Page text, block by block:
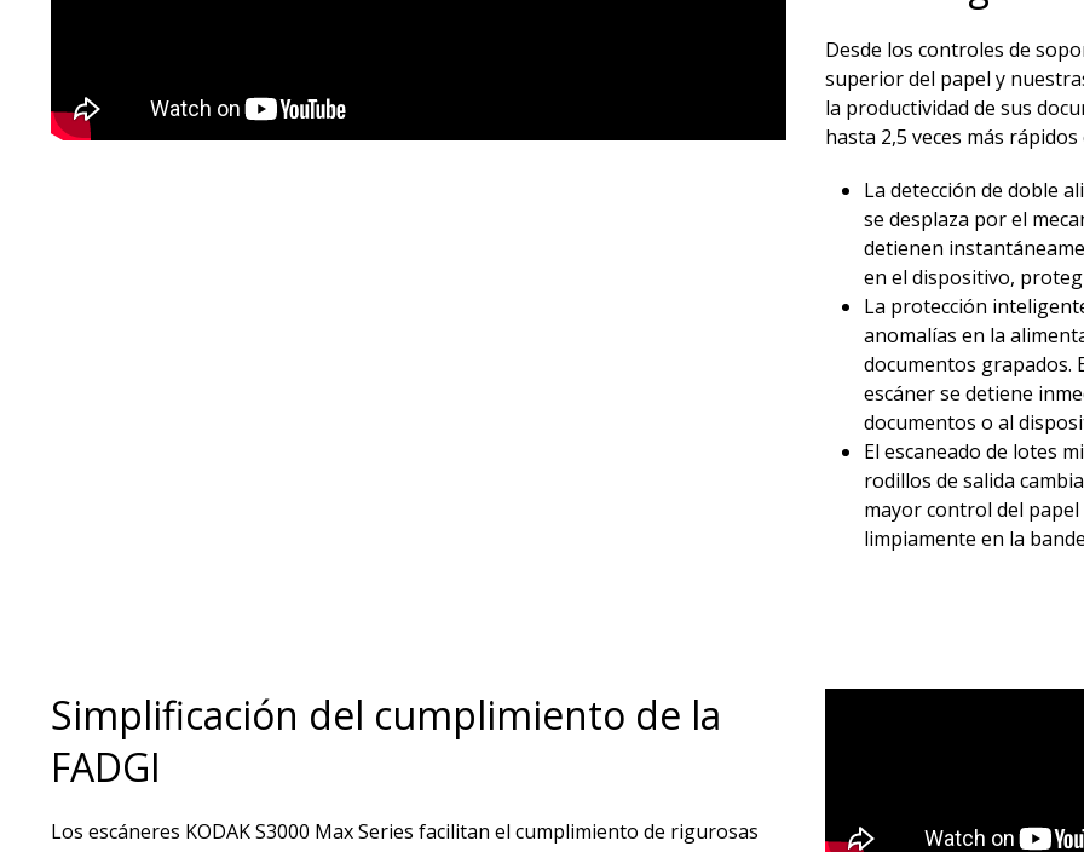
Desde los controles de
superior del papel y
la productividad de sus
hasta 2,5 veces más
La detección de doble
se desplaza por el
detienen
en el dispositivo,
La protección
anomalías en la
documentos grapados.
escáner se detiene
documentos o al
El escaneado de lotes
rodillos de salida
mayor control del papel
limpiamente en la
Simplificación del cumplimiento de la
FADGI
Los escáneres KODAK S3000 Max Series facilitan el cumplimiento de rigurosas